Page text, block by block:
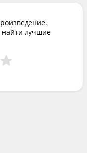
найти лучшие